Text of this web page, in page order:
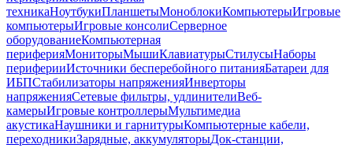
техникаНоутбукиПланшетыМоноблокиКомпьютерыИгровые
компьютерыИгровые консолиСерверное
оборудованиеКомпьютерная
периферияМониторыМышиКлавиатурыСтилусыНаборы
периферииИсточники бесперебойного питанияБатареи для
ИБПСтабилизаторы напряженияИнверторы
напряженияСетевые фильтры, удлинителиВеб-
камерыИгровые контроллерыМультимедиа
акустикаНаушники и гарнитурыКомпьютерные кабели,
переходникиЗарядные, аккумуляторыДок-станции,